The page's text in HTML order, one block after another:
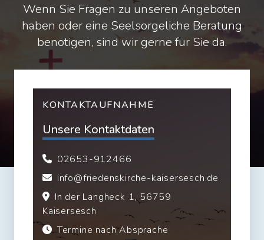
Wenn Sie Fragen zu unseren Angeboten
haben oder eine Seelsorgeliche Beratung
benötigen, sind wir gerne für Sie da.
KONTAKTAUFNAHME
Unsere Kontaktdaten
02653-912466
info@friedenskirche-kaisersesch.de
In der Langheck 1, 56759
Kaisersesch
Termine nach Absprache